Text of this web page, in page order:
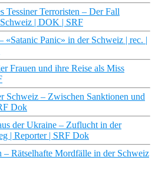
Tessiner Terroristen – Der Fall
| DOK | SRF
«Satanic Panic» in der Schweiz | rec. |
Frauen und ihre Reise als Miss
Schweiz – Zwischen Sanktionen und
Dok
der Ukraine – Zuflucht in der
| Reporter | SRF Dok
– Rätselhafte Mordfälle in der Schweiz